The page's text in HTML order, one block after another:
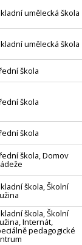
umělecká škola
umělecká škola
škola
škola
škola
škola, Domov
škola, Školní
škola, Školní
Internát,
pedagogické